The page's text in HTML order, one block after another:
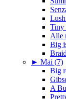
Tiny
Alle
Big
► Mai (7)
Big
A